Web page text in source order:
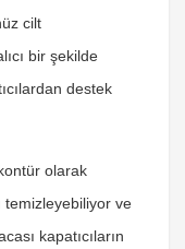
cilt
bir şekilde
destek
kontür olarak
temizleyebiliyor ve
kapatıcıların